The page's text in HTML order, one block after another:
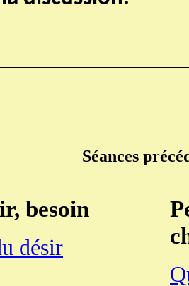
Séances
besoin
désir